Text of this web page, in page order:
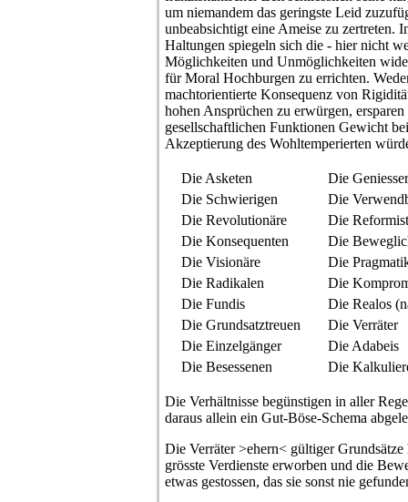
um niemandem das geringste Leid
unbeabsichtigt eine Ameise zu zertreten.
Haltungen spiegeln sich die - hier nicht
Möglichkeiten und Unmöglichkeiten
für Moral Hochburgen zu errichten.
machtorientierte Konsequenz von
hohen Ansprüchen zu erwürgen,
gesellschaftlichen Funktionen Gewicht
Akzeptierung des Wohltemperierten
Die Asketen
Die Geniesser
Die Schwierigen
Die
Die Revolutionäre
Die
Die Konsequenten
Die
Die Visionäre
Die
Die Radikalen
Die
Die Fundis
Die Realos
Die Grundsatztreuen
Die Verräter
Die Einzelgänger
Die Adabeis
Die Besessenen
Die
Die Verhältnisse begünstigen in aller
daraus allein ein Gut-Böse-Schema
Die Verräter >ehern< gültiger
grösste Verdienste erworben und die
etwas gestossen, das sie sonst nie